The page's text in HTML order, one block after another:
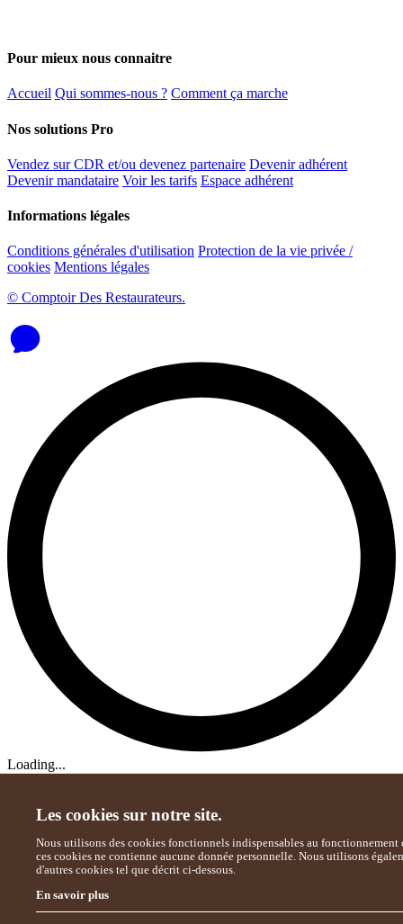
Les cookies sur notre site.
Nous utilisons des cookies fonctionnels indispensables au fonctionnement
ces cookies ne contienne aucune donnée personnelle. Nous utilisons
d'autres cookies tel que décrit ci-dessous.
En savoir plus
Pour mieux nous connaitre
Accueil Qui sommes-nous ? Comment ça marche
Nos solutions Pro
Vendez sur CDR et/ou devenez partenaire Devenir adhérent
Devenir mandataire Voir les tarifs Espace adhérent
Informations légales
Conditions générales d'utilisation Protection de la vie privée /
cookies Mentions légales
© Comptoir Des Restaurateurs.
Loading...